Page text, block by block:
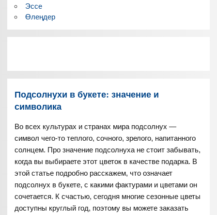
Эссе
Өлеңдер
Подсолнухи в букете: значение и
символика
Во всех культурах и странах мира подсолнух —
символ чего-то теплого, сочного, зрелого, напитанного
солнцем. Про значение подсолнуха не стоит забывать,
когда вы выбираете этот цветок в качестве подарка. В
этой статье подробно расскажем, что означает
подсолнух в букете, с какими фактурами и цветами он
сочетается. К счастью, сегодня многие сезонные цветы
доступны круглый год, поэтому вы можете заказать